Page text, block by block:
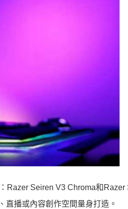
Razer Seiren V3 Chroma和Razer
直播或內容創作空間量身打造。